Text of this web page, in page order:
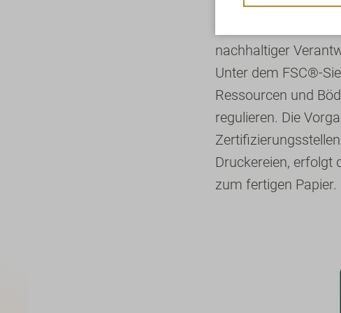
nachhaltiger
Unter dem FSC®-
Ressourcen und
regulieren. Die
Druckereien, erfolgt
zum fertigen Papier.